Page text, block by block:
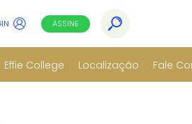
ASSINE
Effie College Localização Fale